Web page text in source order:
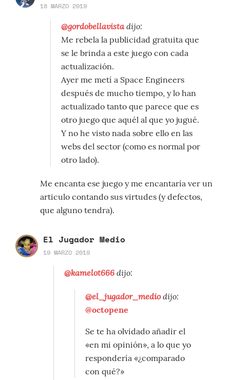
18 MARZO 2019
@gordobellavistadijo:
Me rebela la publicidad gratuita que
se le brinda a este juego con cada
actualización.
Ayer me metí a Space Engineers
después de mucho tiempo, y lo han
actualizado tanto que parece que es
otro juego que aquél al que yo jugué.
Y no he visto nada sobre ello en las
webs del sector (como es normal por
otro lado).
Me encanta ese juego y me encantaría ver un
articulo contando sus virtudes (y defectos,
que alguno tendra).
El Jugador Medio
19 MARZO 2019
@kamelot666dijo:
@el_jugador_mediodijo:
@octopene
Se te ha olvidado añadir el
«en mi opinión», a lo que yo
respondería «¿comparado
con qué?»